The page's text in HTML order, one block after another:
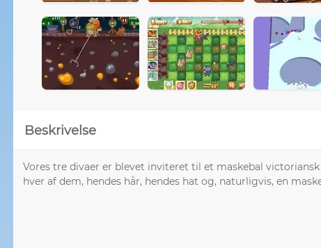
Beskrivelse
Vores tre divaer er blevet inviteret til et maskebal
hver af dem, hendes hår, hendes hat og, naturligvis, en